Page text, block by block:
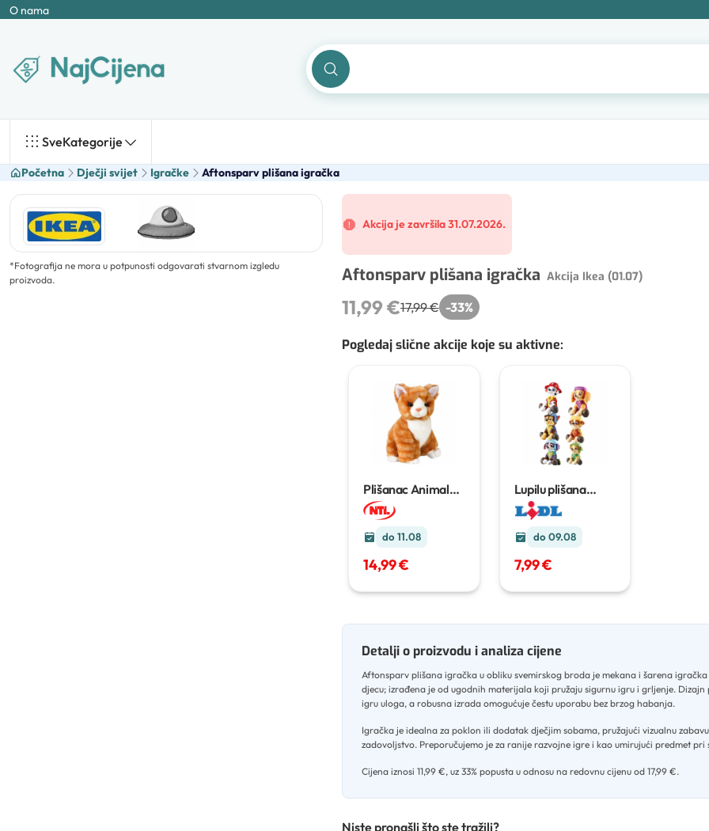
O nama
SveKategorije
Početna Dječji svijet Igračke Aftonsparv plišana igračka
*Fotografija ne mora u potpunosti odgovarati stvarnom izgledu
proizvoda.
Akcija je završila 31.07.2026.
Aftonsparv plišana igračka Akcija Ikea (01.07)
11,99 €17,99 € -33%
Pogledaj slične akcije koje su aktivne:
Plišanac Animal
Sweet
do 11.08
14,99 €
Lupilu plišana
igračkaKomad
do 09.08
7,99 €
Detalji o proizvodu i analiza cijene
Aftonsparv plišana igračka u obliku svemirskog broda je mekana i šarena
djecu; izrađena je od ugodnih materijala koji pružaju sigurnu igru i grljenje. Dizajn
igru uloga, a robusna izrada omogućuje čestu uporabu bez brzog habanja.
Igračka je idealna za poklon ili dodatak dječjim sobama, pružajući vizualnu
zadovoljstvo. Preporučujemo je za ranije razvojne igre i kao umirujući predmet pri
Cijena iznosi 11,99 €, uz 33% popusta u odnosu na redovnu cijenu od 17,99 €.
Niste pronašli što ste tražili?